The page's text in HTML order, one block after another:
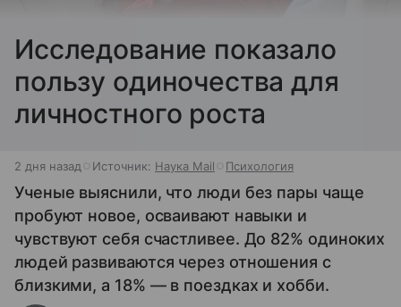
Исследование показало
пользу одиночества для
личностного роста
2 дня назад Источник: Наука Mail Психология
Ученые выяснили, что люди без пары чаще
пробуют новое, осваивают навыки и
чувствуют себя счастливее. До 82% одиноких
людей развиваются через отношения с
близкими, а 18% — в поездках и хобби.